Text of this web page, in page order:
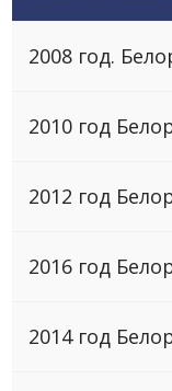
2008 год.
2010 год
2012 год
2016 год
2014 год